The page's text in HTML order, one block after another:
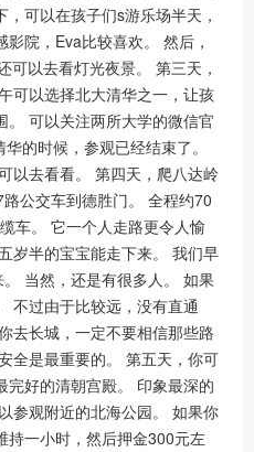
可以在孩子们s游乐场半天，
院，Eva比较喜欢。 然后，
可以去看灯光夜景。 第三天，
可以选择北大清华之一，让孩
可以关注两所大学的微信官
的时候，参观已经结束了。
以去看看。 第四天，爬八达岭
公交车到德胜门。 全程约70
车。 它一个人走路更令人愉
岁半的宝宝能走下来。 我们早
当然，还是有很多人。 如果
不过由于比较远，没有直通
去长城，一定不要相信那些路
全是最重要的。 第五天，你可
完好的清朝宫殿。 印象最深的
参观附近的北海公园。 如果你
持一小时，然后押金300元左